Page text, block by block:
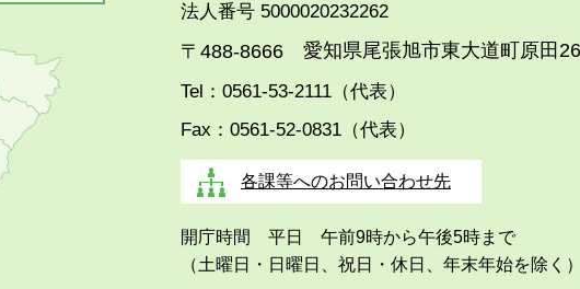
法人番号 5000020232262
〒488-8666 愛知県尾張旭市東大道町原田
Tel：0561-53-2111（代表）
Fax：0561-52-0831（代表）
各課等へのお問い合わせ先
開庁時間 平日 午前9時から午後5時まで
（土曜日・日曜日、祝日・休日、年末年始を除く）